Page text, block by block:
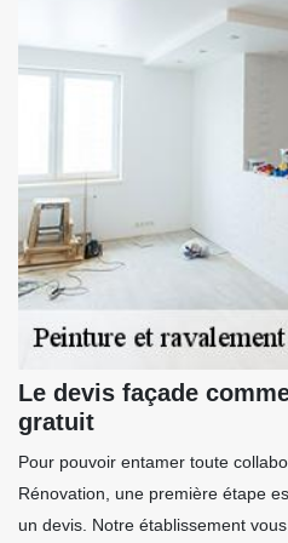
Le devis façade
gratuit
Pour pouvoir entamer toute
Rénovation, une première étape
un devis. Notre établissement